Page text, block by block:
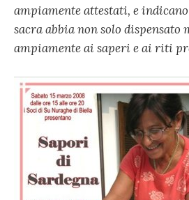
ampiamente attestati, e
sacra abbia non solo dispensato
ampiamente ai saperi e ai riti